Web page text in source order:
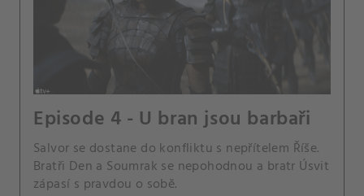
Episode 4 - U bran jsou barbaři
Salvor se dostane do konfliktu s nepřítelem Říše.
Bratři Den a Soumrak se nepohodnou a bratr Úsvit
zápasí s pravdou o sobě.